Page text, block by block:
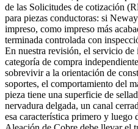
de las Solicitudes de cotización
para piezas conductoras: si
impreso, como impreso más
terminada controlada con
En nuestra revisión, el servicio
categoría de compra
sobrevivir a la orientación de
soportes, el comportamiento del
pieza tiene una superficie de
nervadura delgada, un canal
esa característica primero y luego